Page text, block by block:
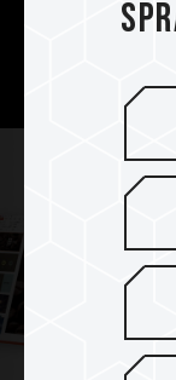
jederzeit und